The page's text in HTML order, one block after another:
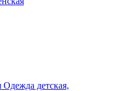
Одежда детская,